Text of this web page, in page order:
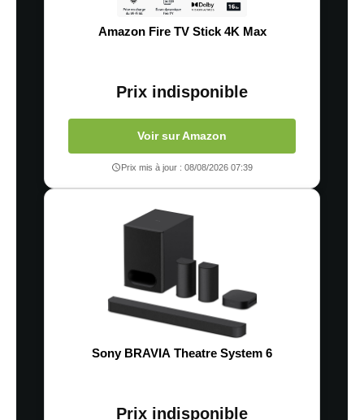
Amazon Fire TV Stick 4K Max
Prix indisponible
Voir sur Amazon
Prix mis à jour : 08/08/2026 07:39
Sony BRAVIA Theatre System 6
Prix indisponible